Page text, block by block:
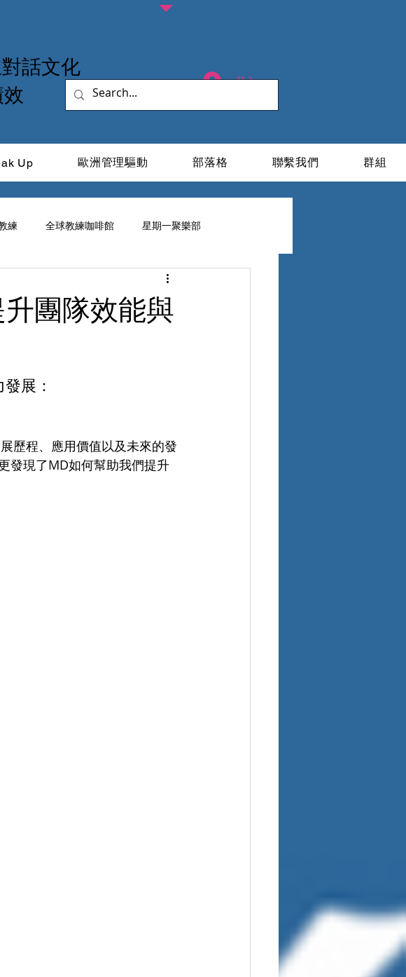
對話文化
登入
Up 歐洲管理驅動 部落格 聯繫我們 群組
練 全球教練咖啡館 星期一聚樂部
ESG X 家族辦公室
團隊效能與
展：
歷程、應用價值以及未來的發
發現了MD如何幫助我們提升